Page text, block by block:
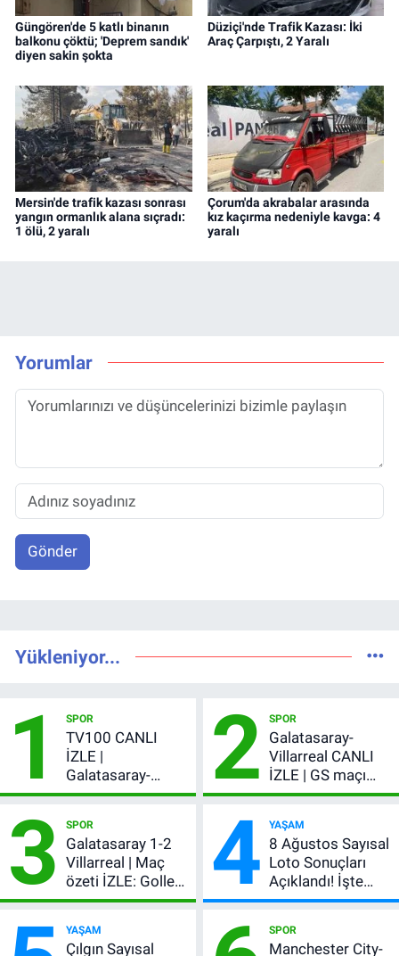
Güngören'de 5 katlı binanın
balkonu çöktü; 'Deprem sandık'
diyen sakin şokta
Düziçi'nde Trafik Kazası: İki
Araç Çarpıştı, 2 Yaralı
Mersin'de trafik kazası sonrası
yangın ormanlık alana sıçradı:
1 ölü, 2 yaralı
Çorum'da akrabalar arasında
kız kaçırma nedeniyle kavga: 4
yaralı
Yorumlar
Gönder
Yükleniyor...
1 SPOR
TV100 CANLI
İZLE |
Galatasaray-
Villarreal maçı
şifresiz canlı yayın
2 SPOR
Galatasaray-
Villarreal CANLI
İZLE | GS maçı
hangi kanalda,
3 SPOR
Galatasaray 1-2
Villarreal | Maç
özeti İZLE: Goller
peş peşe geldi,
kırmızı kart gördü!
4 YAŞAM
8 Ağustos Sayısal
Loto Sonuçları
Açıklandı! İşte
Kazandıran 6
YAŞAM
Çılgın Sayısal
SPOR
Manchester City-